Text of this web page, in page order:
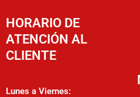
HORARIO DE
ATENCIÓN AL
CLIENTE
Lunes a Viernes: